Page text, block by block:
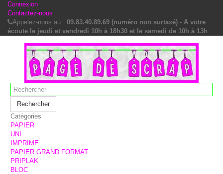
Connexion
Contactez-nous
Appelez-nous au : 09.83.40.89.69 (numéro non surtaxé) - A votre
écoute le jeudi et vendredi 10h à 18h30 et le samedi de 10h à 13h
Rechercher
Catégories
PAPIER
UNI
IMPRIME
PAPIER GRAND FORMAT
PRIPLAK
BLOC